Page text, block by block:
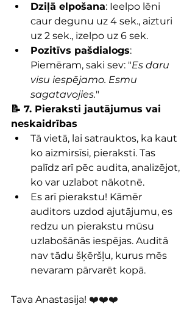
Dziļā elpošana: Ieelpo lēni
caur degunu uz 4 sek., aizturi
uz 2 sek., izelpo uz 6 sek.
Pozitīvs pašdialogs:
Piemēram, saki sev: "Es daru
visu iespējamo. Esmu
sagatavojies."
📝 7. Pieraksti jautājumus vai
neskaidrības
Tā vietā, lai satrauktos, ka kaut
ko aizmirsīsi, pieraksti. Tas
palīdz arī pēc audita, analizējot,
ko var uzlabot nākotnē.
Es arī pierakstu! Kāmēr
auditors uzdod ajutājumu, es
redzu un pierakstu mūsu
uzlabošānās iespējas. Auditā
nav tādu šķēršļu, kurus mēs
nevaram pārvarēt kopā.
Tava Anastasija! ❤️❤️❤️